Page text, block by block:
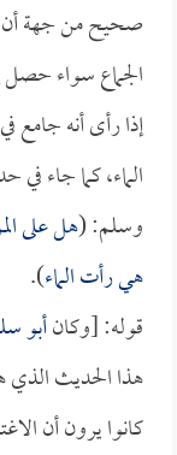
صحيح من جهة أن
الجماع سواء حصل
إذا رأى أنه جامع
الماء، كما جاء
وسلم: (هل على
هي رأت الماء).
قوله: [وكانأبو
هذا الحديث الذي
كانوا يرون أن